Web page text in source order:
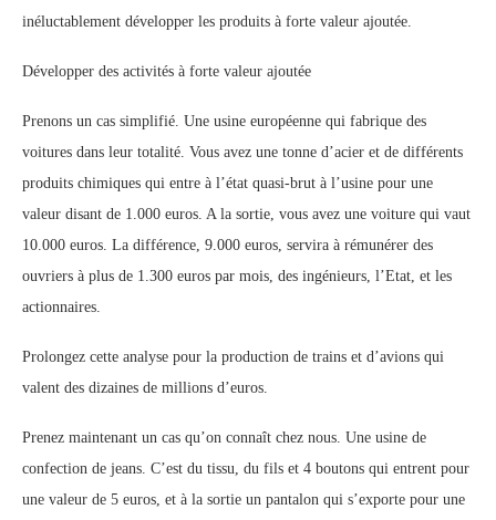
inéluctablement développer les produits à forte valeur ajoutée.
Développer des activités à forte valeur ajoutée
Prenons un cas simplifié. Une usine européenne qui fabrique des
voitures dans leur totalité. Vous avez une tonne d’acier et de différents
produits chimiques qui entre à l’état quasi-brut à l’usine pour une
valeur disant de 1.000 euros. A la sortie, vous avez une voiture qui vaut
10.000 euros. La différence, 9.000 euros, servira à rémunérer des
ouvriers à plus de 1.300 euros par mois, des ingénieurs, l’Etat, et les
actionnaires.
Prolongez cette analyse pour la production de trains et d’avions qui
valent des dizaines de millions d’euros.
Prenez maintenant un cas qu’on connaît chez nous. Une usine de
confection de jeans. C’est du tissu, du fils et 4 boutons qui entrent pour
une valeur de 5 euros, et à la sortie un pantalon qui s’exporte pour une